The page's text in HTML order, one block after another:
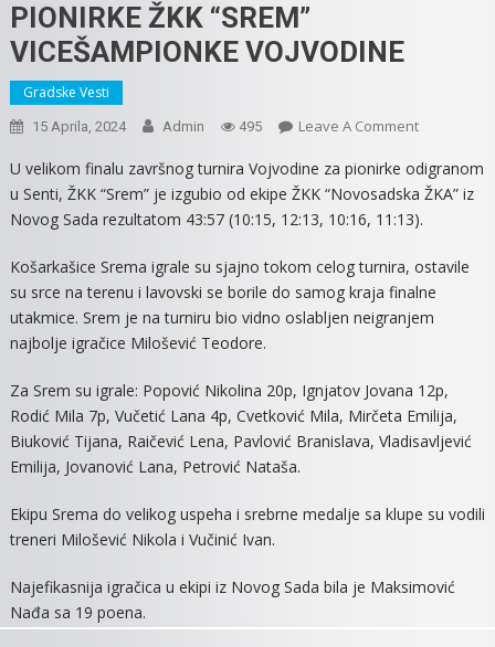
PIONIRKE ŽKK “SREM”
VICEŠAMPIONKE VOJVODINE
Gradske Vesti
15 Aprila, 2024 Admin 495 Leave A CommentOn
ŽKK
“SREM”
U velikom finalu završnog turnira Vojvodine za pionirke odigranom
u Senti, ŽKK “Srem” je izgubio od ekipe ŽKK “Novosadska ŽKA” iz
Novog Sada rezultatom 43:57 (10:15, 12:13, 10:16, 11:13).
Košarkašice Srema igrale su sjajno tokom celog turnira, ostavile
su srce na terenu i lavovski se borile do samog kraja finalne
utakmice. Srem je na turniru bio vidno oslabljen neigranjem
najbolje igračice Milošević Teodore.
Za Srem su igrale: Popović Nikolina 20p, Ignjatov Jovana 12p,
Rodić Mila 7p, Vučetić Lana 4p, Cvetković Mila, Mirčeta Emilija,
Biuković Tijana, Raičević Lena, Pavlović Branislava, Vladisavljević
Emilija, Jovanović Lana, Petrović Nataša.
Ekipu Srema do velikog uspeha i srebrne medalje sa klupe su vodili
treneri Milošević Nikola i Vučinić Ivan.
Najefikasnija igračica u ekipi iz Novog Sada bila je Maksimović
Nađa sa 19 poena.